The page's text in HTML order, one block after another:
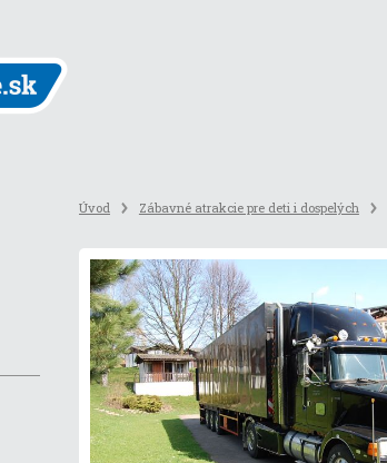
Úvod Zábavné atrakcie pre deti i dospelých